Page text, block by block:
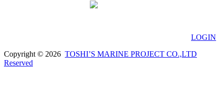
LOGIN
Copyright © 2026 TOSHI’S MARINE PROJECT CO.,LTD
Reserved